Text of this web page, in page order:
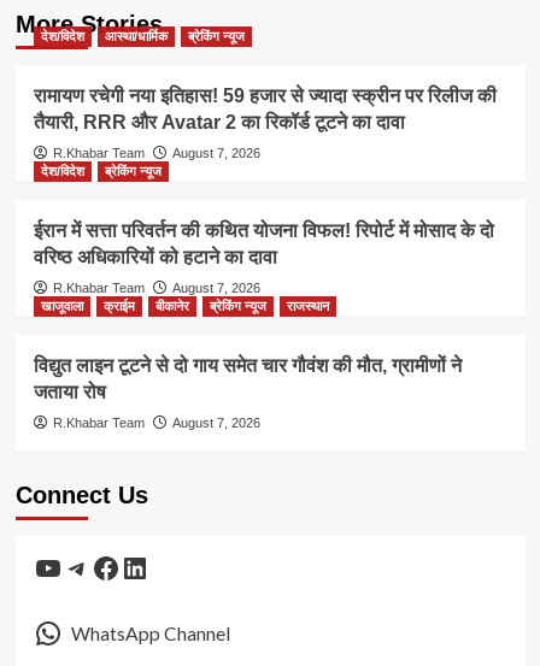
More Stories
देश/विदेश आस्था/धार्मिक ब्रेकिंग न्यूज
रामायण रचेगी नया इतिहास! 59 हजार से ज्यादा स्क्रीन पर रिलीज की
तैयारी, RRR और Avatar 2 का रिकॉर्ड टूटने का दावा
R.Khabar Team
August 7, 2026
देश/विदेश
ब्रेकिंग न्यूज
ईरान में सत्ता परिवर्तन की कथित योजना विफल! रिपोर्ट में मोसाद के दो
वरिष्ठ अधिकारियों को हटाने का दावा
R.Khabar Team
August 7, 2026
खाजूवाला
क्राईम बीकानेर ब्रेकिंग न्यूज राजस्थान
विद्युत लाइन टूटने से दो गाय समेत चार गौवंश की मौत, ग्रामीणों ने
जताया रोष
R.Khabar Team August 7, 2026
Connect Us
YouTube
Telegram
Facebook
LinkedIn
WhatsApp Channel